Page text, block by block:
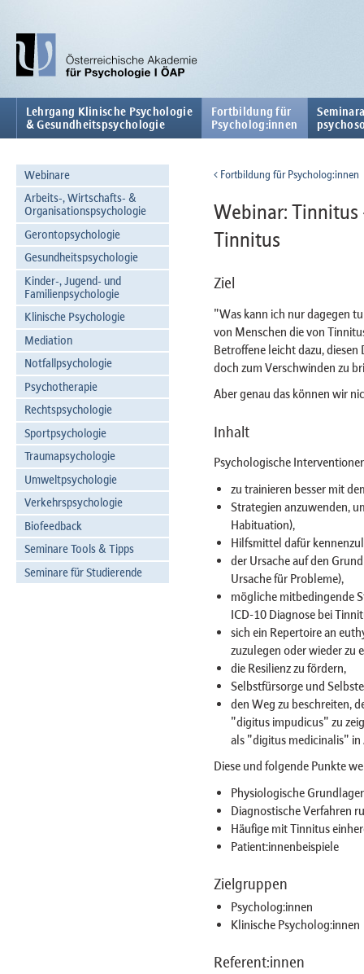
Lehrgang Klinische Psychologie
& Gesundheitspsychologie
Fortbildung für
Psycholog:innen
Webinare
Arbeits-, Wirtschafts- &
Organisationspsychologie
Gerontopsychologie
Gesundheitspsychologie
Kinder-, Jugend- und
Familienpsychologie
Klinische Psychologie
Mediation
Notfallpsychologie
Psychotherapie
Rechtspsychologie
Sportpsychologie
Traumapsychologie
Umweltpsychologie
Verkehrspsychologie
Biofeedback
Seminare Tools & Tipps
Seminare für Studierende
Fortbildung für Psycholog:innen
Webinar: Tinnitus
Tinnitus
Ziel
"Was kann ich nur dagegen
von Menschen die von
Betroffene leicht dazu,
doch zum Verschwinden zu
Aber genau das können wir
Inhalt
Psychologische
zu trainieren besser mit
Strategien anzuwenden,
Habituation),
Hilfsmittel dafür
der Ursache auf den
Ursache für Probleme),
mögliche mitbedingende
ICD-10 Diagnose bei
sich ein Repertoire an
zuzulegen oder wieder zu
die Resilienz zu fördern,
Selbstfürsorge und
den Weg zu beschreiten,
"digitus impudicus" zu
als "digitus medicinalis" in
Diese und folgende Punkte
Physiologische
Diagnostische Verfahren
Häufige mit Tinnitus
Patient:innenbeispiele
Zielgruppen
Psycholog:innen
Klinische Psycholog:innen
Referent:innen